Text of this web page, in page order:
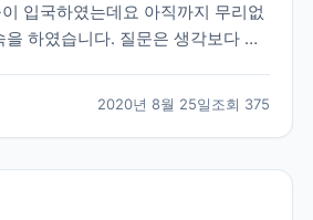
입국하였는데요 아직까지 무리없
하였습니다. 질문은 생각보다 많
가장 궁금해 하시는 캐나다 입국 심
와 같습니다. 영어로 간단히 번역
2020년 8월 25일조회 375